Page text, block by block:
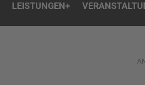
LEISTUNGEN+